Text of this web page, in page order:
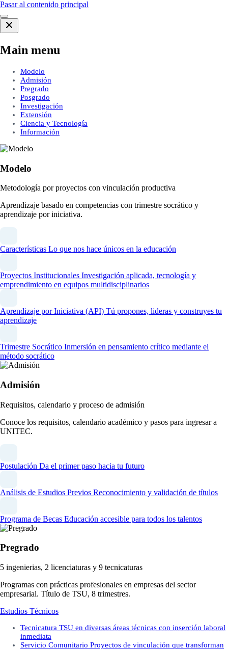
Pasar al contenido principal
Main menu
Modelo
Admisión
Pregrado
Posgrado
Investigación
Extensión
Ciencia y Tecnología
Información
Modelo
Metodología por proyectos con vinculación productiva
Aprendizaje basado en competencias con trimestre socrático y
aprendizaje por iniciativa.
Características Lo que nos hace únicos en la educación
Proyectos Institucionales Investigación aplicada, tecnología y
emprendimiento en equipos multidisciplinarios
Aprendizaje por Iniciativa (API) Tú propones, lideras y construyes tu
aprendizaje
Trimestre Socrático Inmersión en pensamiento crítico mediante el
método socrático
Admisión
Requisitos, calendario y proceso de admisión
Conoce los requisitos, calendario académico y pasos para ingresar a
UNITEC.
Postulación Da el primer paso hacia tu futuro
Análisis de Estudios Previos Reconocimiento y validación de títulos
Programa de Becas Educación accesible para todos los talentos
Pregrado
5 ingenierias, 2 licenciaturas y 9 tecnicaturas
Programas con prácticas profesionales en empresas del sector
empresarial. Título de TSU, 8 trimestres.
Estudios Técnicos
Tecnicatura TSU en diversas áreas técnicas con inserción laboral
inmediata
Servicio Comunitario Proyectos de vinculación que transforman